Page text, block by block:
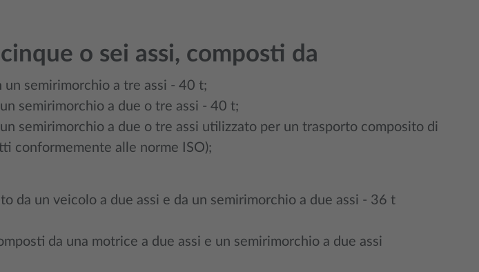
o sei assi, composti da
un semirimorchio a tre assi - 40 t;
semirimorchio a due o tre assi - 40 t;
semirimorchio a due o tre assi utilizzato per un trasporto composito di
conformemente alle norme ISO);
da un veicolo a due assi e da un semirimorchio a due assi - 36 t
da una motrice a due assi e un semirimorchio a due assi